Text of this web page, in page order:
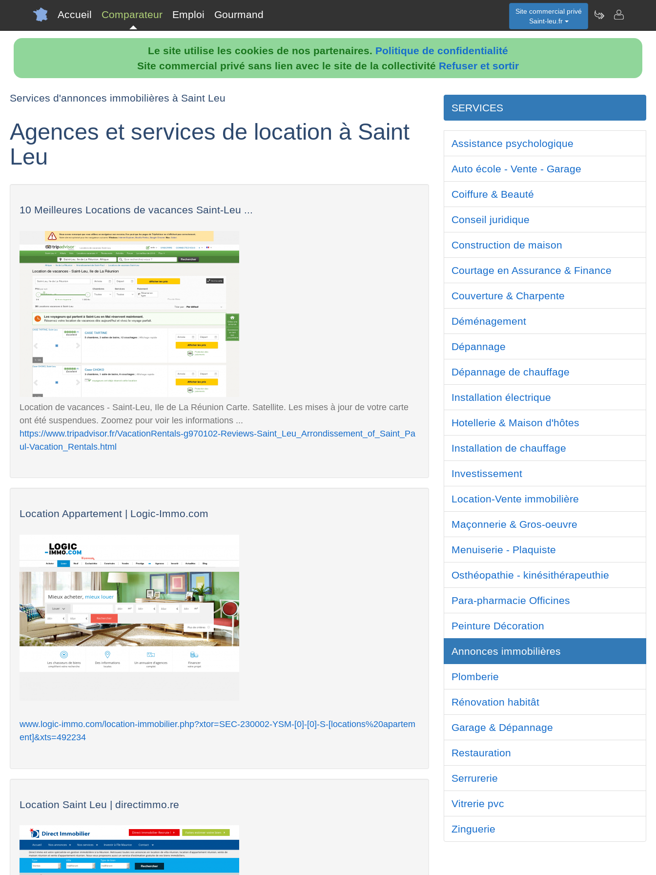
Le site utilise les cookies de nos partenaires. Politique de confidentialité
Site commercial privé sans lien avec le site de la collectivité Refuser et sortir
Accueil Comparateur Emploi Gourmand
Site commercial privé
Saint-leu.fr
Services d'annonces immobilières à Saint Leu
Agences et services de location à Saint
Leu
10 Meilleures Locations de vacances Saint-Leu ...
Location de vacances - Saint-Leu, Ile de La Réunion Carte. Satellite. Les mises à jour de votre carte
ont été suspendues. Zoomez pour voir les informations ...
https://www.tripadvisor.fr/VacationRentals-g970102-Reviews-Saint_Leu_Arrondissement_of_Saint_Pa
ul-Vacation_Rentals.html
Location Appartement | Logic-Immo.com
www.logic-immo.com/location-immobilier.php?xtor=SEC-230002-YSM-[0]-[0]-S-[locations%20apartem
ent]&xts=492234
Location Saint Leu | directimmo.re
SERVICES
Assistance psychologique
Auto école - Vente - Garage
Coiffure & Beauté
Conseil juridique
Construction de maison
Courtage en Assurance & Finance
Couverture & Charpente
Déménagement
Dépannage
Dépannage de chauffage
Installation électrique
Hotellerie & Maison d'hôtes
Installation de chauffage
Investissement
Location-Vente immobilière
Maçonnerie & Gros-oeuvre
Menuiserie - Plaquiste
Osthéopathie - kinésithérapeuthie
Para-pharmacie Officines
Peinture Décoration
Annonces immobilières
Plomberie
Rénovation habitât
Garage & Dépannage
Restauration
Serrurerie
Vitrerie pvc
Zinguerie